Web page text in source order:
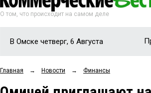
О том, что происходит на самом деле
В Омске четверг, 6 Августа
Главная → Новости → Финансы